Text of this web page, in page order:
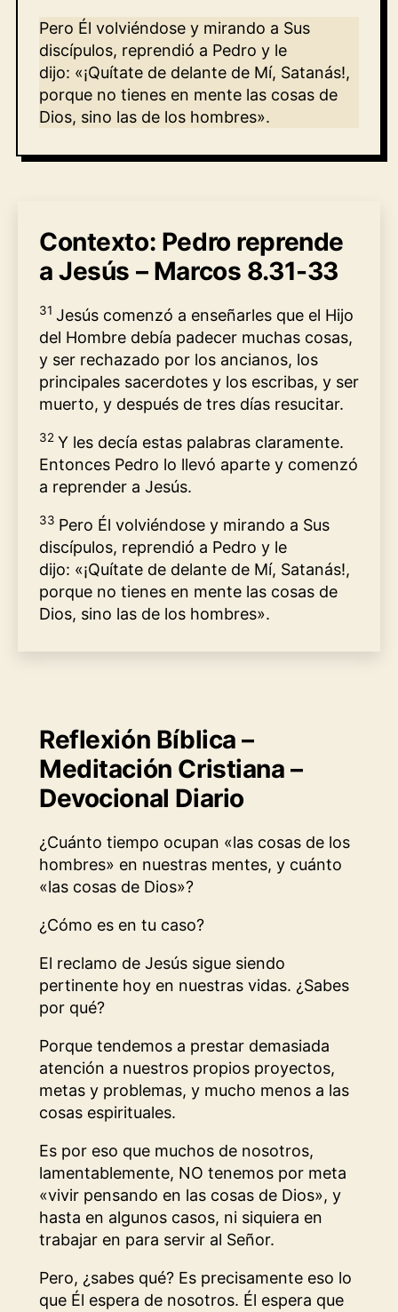
Pero Él volviéndose y mirando a Sus
discípulos, reprendió a Pedro y le
dijo: «¡Quítate de delante de Mí, Satanás!,
porque no tienes en mente las cosas de
Dios, sino las de los hombres».
Contexto: Pedro reprende
a Jesús – Marcos 8.31-33
31 Jesús comenzó a enseñarles que el Hijo
del Hombre debía padecer muchas cosas,
y ser rechazado por los ancianos, los
principales sacerdotes y los escribas, y ser
muerto, y después de tres días resucitar.
32 Y les decía estas palabras claramente.
Entonces Pedro lo llevó aparte y comenzó
a reprender a Jesús.
33 Pero Él volviéndose y mirando a Sus
discípulos, reprendió a Pedro y le
dijo: «¡Quítate de delante de Mí, Satanás!,
porque no tienes en mente las cosas de
Dios, sino las de los hombres».
Reflexión Bíblica –
Meditación Cristiana –
Devocional Diario
¿Cuánto tiempo ocupan «las cosas de los
hombres» en nuestras mentes, y cuánto
«las cosas de Dios»?
¿Cómo es en tu caso?
El reclamo de Jesús sigue siendo
pertinente hoy en nuestras vidas. ¿Sabes
por qué?
Porque tendemos a prestar demasiada
atención a nuestros propios proyectos,
metas y problemas, y mucho menos a las
cosas espirituales.
Es por eso que muchos de nosotros,
lamentablemente, NO tenemos por meta
«vivir pensando en las cosas de Dios», y
hasta en algunos casos, ni siquiera en
trabajar en para servir al Señor.
Pero, ¿sabes qué? Es precisamente eso lo
que Él espera de nosotros. Él espera que